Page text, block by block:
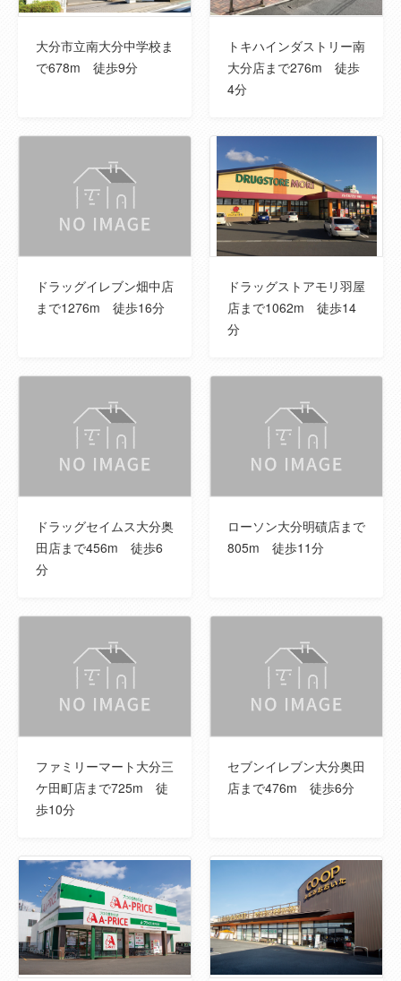
特徴設備
バス１坪以上、トイレ２ヶ所、タンクレスト
台、グリル、食器洗浄乾燥機、全居室収納、
クローゼット、照明器具、都市ガス、複層ガ
ラス、全居室フローリング、電気、上水道、
（報知機）、駐車場３台分、オール電化、24
時間換気システム、２×４工法、整形地
屋外広告物第二種許可地域、居住推奨区域
、市街地エリア、宅地造成等工事規制区域、
文化財包蔵区域内(201070 古国府遺跡群)
その他制限事
項
備考に記載
次回更新予定
2026年08月13日
取引条件の有
効期限
2026年08月13日
大分市立南大分中学校ま
で678m 徒歩9分
トキハインダストリー南
大分店まで276m 徒歩
4分
ドラッグイレブン畑中店
まで1276m 徒歩16分
ドラッグストアモリ羽屋
店まで1062m 徒歩14
分
ドラッグセイムス大分奥
田店まで456m 徒歩6
分
ローソン大分明磧店まで
805m 徒歩11分
ファミリーマート大分三
ケ田町店まで725m 徒
歩10分
セブンイレブン大分奥田
店まで476m 徒歩6分